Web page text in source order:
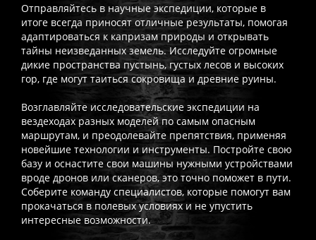
Отправляйтесь в научные экспедиции, которые в
итоге всегда приносят отличные результаты, помогая
адаптироваться к капризам природы и открывать
тайны неизведанных земель. Исследуйте огромные
дикие пространства пустынь, густых лесов и высоких
гор, где могут таиться сокровища и древние руины.
Возглавляйте исследовательские экспедиции на
вездеходах разных моделей по самым опасным
маршрутам, и преодолевайте препятствия, применяя
новейшие технологии и инструменты. Постройте свою
базу и оснастите свои машины нужными устройствами
вроде дронов или сканеров, это точно поможет в пути.
Соберите команду специалистов, которые помогут вам
прокачаться в полевых условиях и не упустить
интересные возможности.